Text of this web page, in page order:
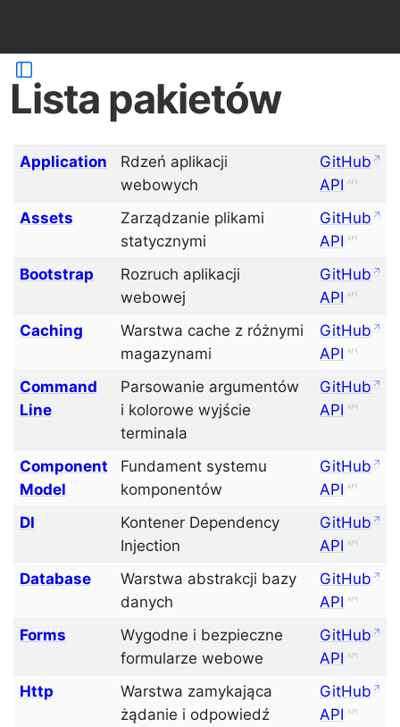
Lista pakietów
Application
Rdzeń aplikacji
webowych
GitHub
API
Assets
Zarządzanie plikami
statycznymi
GitHub
API
Bootstrap
Rozruch aplikacji
webowej
GitHub
API
Caching
Warstwa cache z różnymi
magazynami
GitHub
API
Command
Line
Parsowanie argumentów
i kolorowe wyjście
terminala
GitHub
API
Component
Model
Fundament systemu
komponentów
GitHub
API
DI
Kontener Dependency
Injection
GitHub
API
Database
Warstwa abstrakcji bazy
danych
GitHub
API
Forms
Wygodne i bezpieczne
formularze webowe
GitHub
API
Http
Warstwa zamykająca
żądanie i odpowiedź
GitHub
API